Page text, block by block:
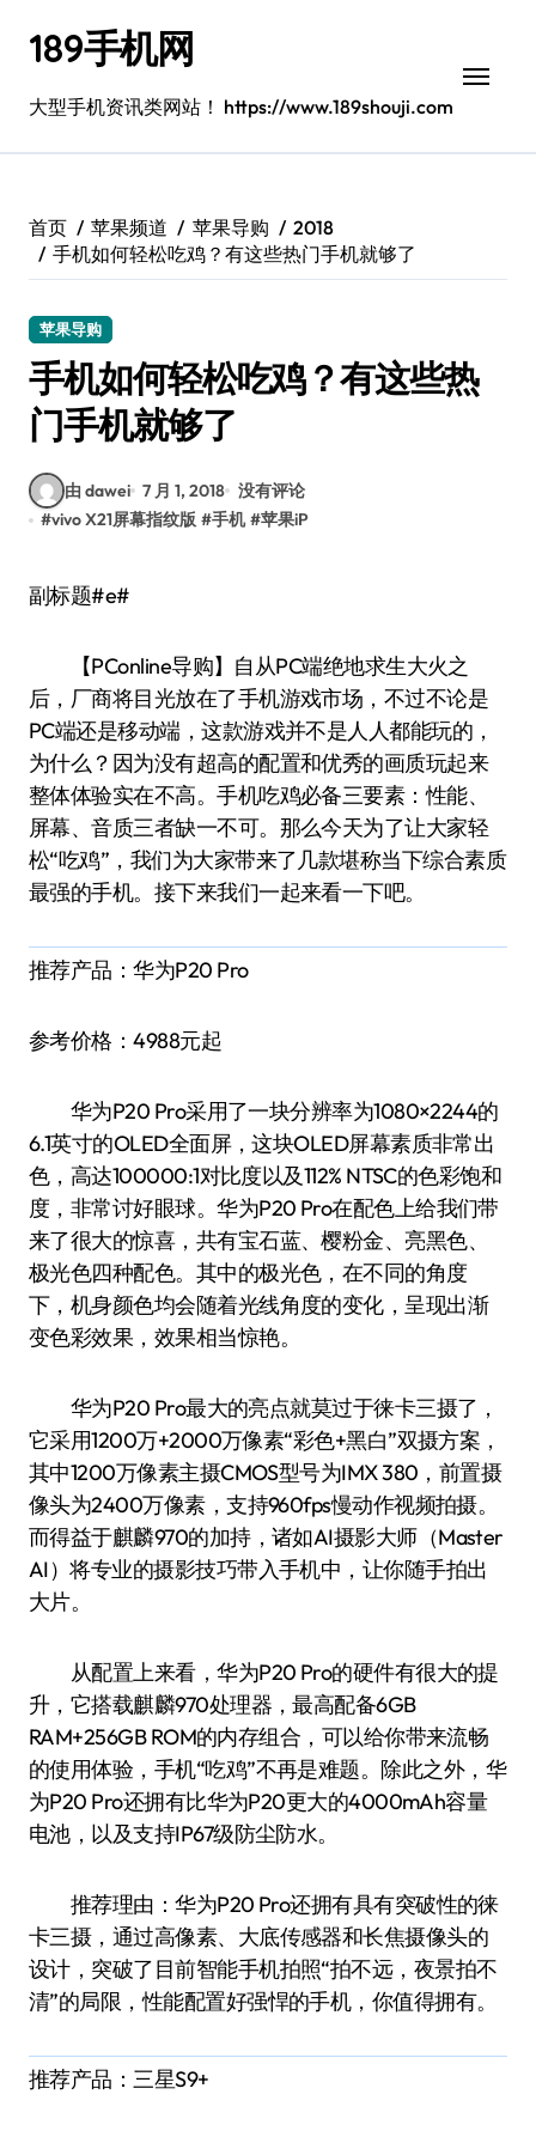
189手机网
大型手机资讯类网站！ https://www.189shouji.com
首页 苹果频道 苹果导购
2018
手机如何轻松吃鸡？有这些热门手机就够了
苹果导购
手机如何轻松吃鸡？有这些热
门手机就够了
由 dawei 7 月 1, 2018 没有评论
#vivo X21屏幕指纹版 #手机 #苹果iP
副标题#e#
【PConline导购】自从PC端绝地求生大火之
后，厂商将目光放在了手机游戏市场，不过不论是
PC端还是移动端，这款游戏并不是人人都能玩的，
为什么？因为没有超高的配置和优秀的画质玩起来
整体体验实在不高。手机吃鸡必备三要素：性能、
屏幕、音质三者缺一不可。那么今天为了让大家轻
松“吃鸡”，我们为大家带来了几款堪称当下综合素质
最强的手机。接下来我们一起来看一下吧。
推荐产品：华为P20 Pro
参考价格：4988元起
华为P20 Pro采用了一块分辨率为1080×2244的
6.1英寸的OLED全面屏，这块OLED屏幕素质非常出
色，高达100000:1对比度以及112% NTSC的色彩饱和
度，非常讨好眼球。华为P20 Pro在配色上给我们带
来了很大的惊喜，共有宝石蓝、樱粉金、亮黑色、
极光色四种配色。其中的极光色，在不同的角度
下，机身颜色均会随着光线角度的变化，呈现出渐
变色彩效果，效果相当惊艳。
华为P20 Pro最大的亮点就莫过于徕卡三摄了，
它采用1200万+2000万像素“彩色+黑白”双摄方案，
其中1200万像素主摄CMOS型号为IMX 380，前置摄
像头为2400万像素，支持960fps慢动作视频拍摄。
而得益于麒麟970的加持，诸如AI摄影大师（Master
AI）将专业的摄影技巧带入手机中，让你随手拍出
大片。
从配置上来看，华为P20 Pro的硬件有很大的提
升，它搭载麒麟970处理器，最高配备6GB
RAM+256GB ROM的内存组合，可以给你带来流畅
的使用体验，手机“吃鸡”不再是难题。除此之外，华
为P20 Pro还拥有比华为P20更大的4000mAh容量
电池，以及支持IP67级防尘防水。
推荐理由：华为P20 Pro还拥有具有突破性的徕
卡三摄，通过高像素、大底传感器和长焦摄像头的
设计，突破了目前智能手机拍照“拍不远，夜景拍不
清”的局限，性能配置好强悍的手机，你值得拥有。
推荐产品：三星S9+